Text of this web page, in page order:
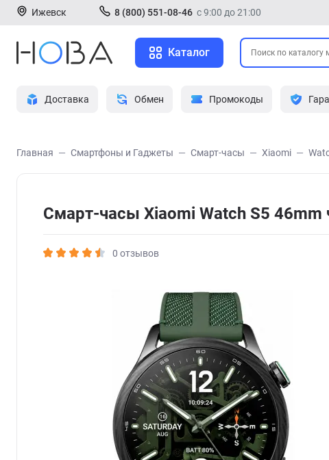
Ижевск 8 (800) 551-08-46 с 9:00 до 21:00
Каталог
Доставка Обмен Промокоды
Главная Смартфоны и Гаджеты Смарт-часы Xiaomi
Смарт-часы Xiaomi Watch S5
0 отзывов